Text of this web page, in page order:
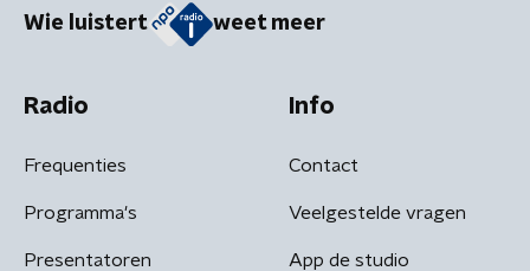
Wie luistert weet meer
Radio
Frequenties
Programma's
Presentatoren
Info
Contact
Veelgestelde vragen
App de studio